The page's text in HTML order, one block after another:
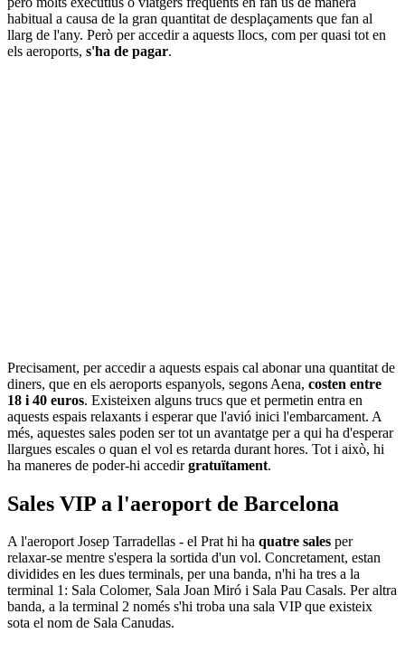
habitual a causa de la gran quantitat de desplaçaments que fan al
llarg de l'any. Però per accedir a aquests llocs, com per quasi tot en
els aeroports, s'ha de pagar.
Precisament, per accedir a aquests espais cal abonar una quantitat de
diners, que en els aeroports espanyols, segons Aena, costen entre
18 i 40 euros. Existeixen alguns trucs que et permetin entra en
aquests espais relaxants i esperar que l'avió inici l'embarcament. A
més, aquestes sales poden ser tot un avantatge per a qui ha d'esperar
llargues escales o quan el vol es retarda durant hores. Tot i això, hi
ha maneres de poder-hi accedirgratuïtament.
Sales VIP a l'aeroport de Barcelona
A l'aeroport Josep Tarradellas - el Prat hi ha quatre sales per
relaxar-se mentre s'espera la sortida d'un vol. Concretament, estan
dividides en les dues terminals, per una banda, n'hi ha tres a la
terminal 1: Sala Colomer, Sala Joan Miró i Sala Pau Casals. Per altra
banda, a la terminal 2 només s'hi troba una sala VIP que existeix
sota el nom de Sala Canudas.